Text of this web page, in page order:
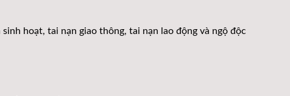
hoạt, tai nạn giao thông, tai nạn lao động và ngộ độc